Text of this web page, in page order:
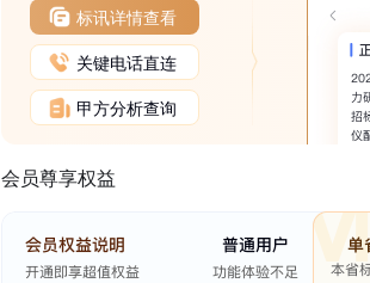
标讯详情查看
关键电话直连
甲方分析查询
会员尊享权益